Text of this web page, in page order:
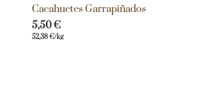
Cacahuetes Garrapiñados
5,50€
52,38€/kg